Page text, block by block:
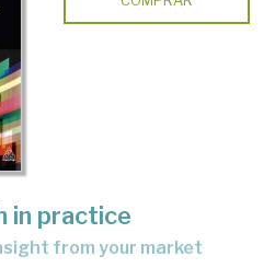
in practice
from your market